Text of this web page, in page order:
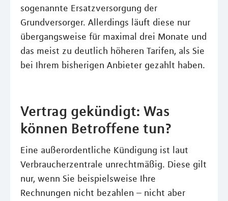
sogenannte Ersatzversorgung der
Grundversorger. Allerdings läuft diese nur
übergangsweise für maximal drei Monate und
das meist zu deutlich höheren Tarifen, als Sie
bei Ihrem bisherigen Anbieter gezahlt haben.
Vertrag gekündigt: Was
können Betroffene tun?
Eine außerordentliche Kündigung ist laut
Verbraucherzentrale unrechtmäßig. Diese gilt
nur, wenn Sie beispielsweise Ihre
Rechnungen nicht bezahlen – nicht aber